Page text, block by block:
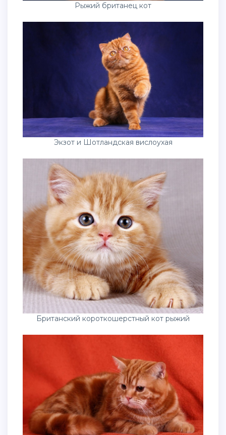
Рыжий британец кот
Экзот и Шотландская вислоухая
Британский короткошерстный кот рыжий